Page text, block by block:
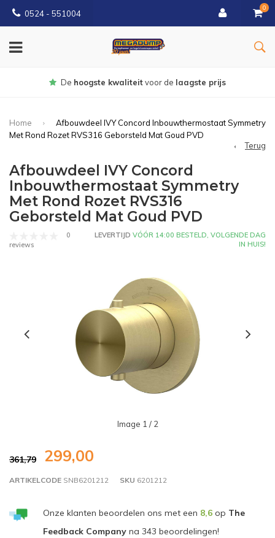
0524 - 551004
0
Gratisbezorgd vanaf €150
Home
Afbouwdeel IVY Concord Inbouwthermostaat Symmetry
Met Rond Rozet RVS316 Geborsteld Mat Goud PVD
Terug
Afbouwdeel IVY Concord
Inbouwthermostaat Symmetry
Met Rond Rozet RVS316
Geborsteld Mat Goud PVD
0
reviews
LEVERTIJD VÓÓR 14:00 BESTELD, VOLGENDE DAG
IN HUIS!
Image 1 / 2
361,79 299,00
ARTIKELCODE SNB6201212 SKU 6201212
Onze klanten beoordelen ons met een 8,6op The
Feedback Companyna 343 beoordelingen!